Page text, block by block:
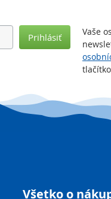
Vaše
Prihlásiť
Všetko o